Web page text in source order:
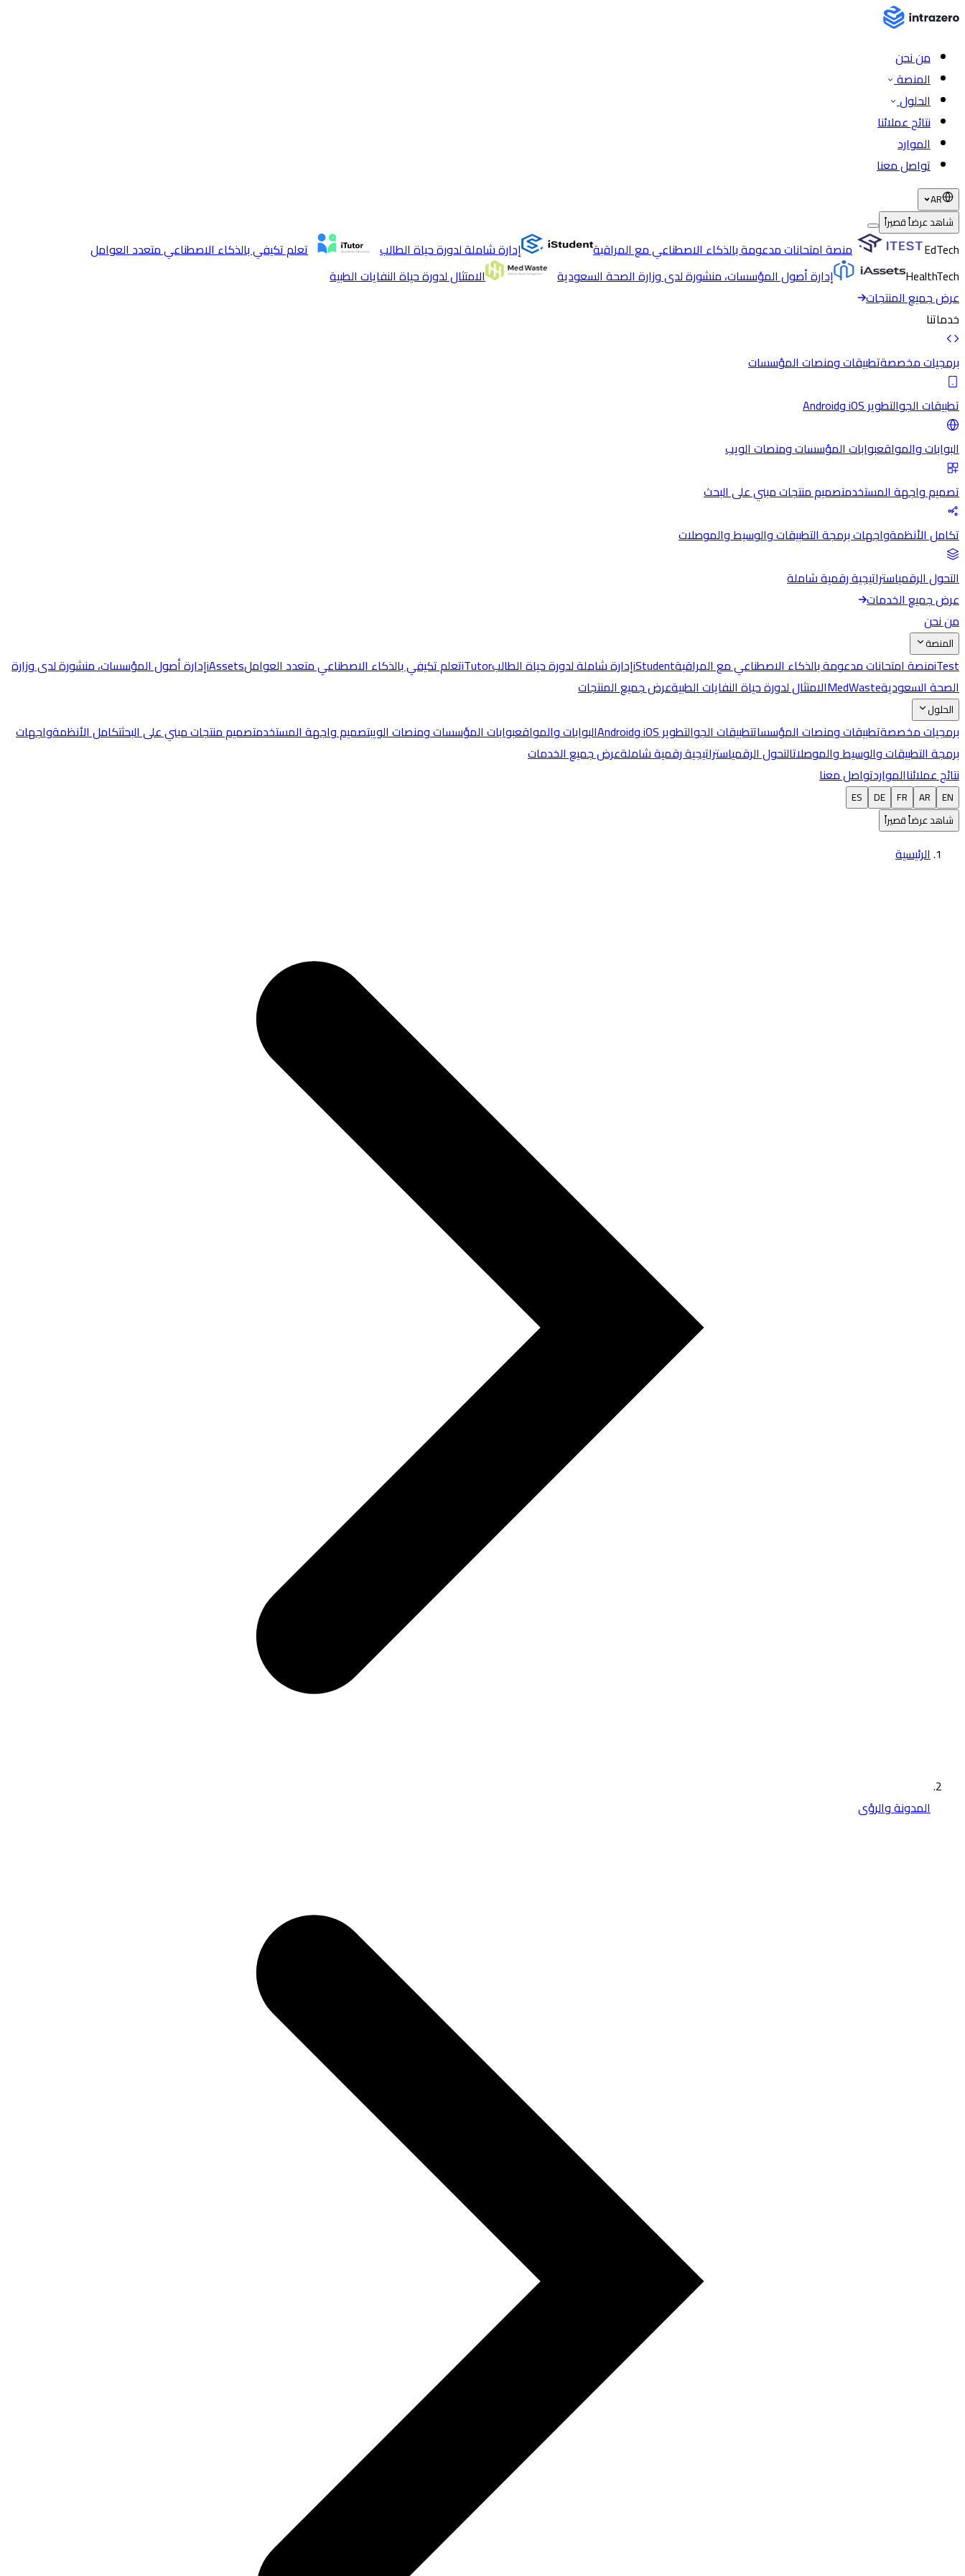
من نحن
المنصة
الحلول
نتائج عملائنا
الموارد
تواصل معنا
AR
شاهد عرضاً قصيراً
EdTech منصة امتحانات مدعومة بالذكاء الاصطناعي مع المراقبة إدارة شاملة لدورة حياة الطالب
تعلم تكيفي بالذكاء الاصطناعي متعدد العوامل
HealthTech
إدارة أصول المؤسسات، منشورة لدى وزارة الصحة السعودية
الامتثال لدورة حياة النفايات الطبية
عرض جميع المنتجات
خدماتنا
برمجيات مخصصةتطبيقات ومنصات المؤسسات
تطبيقات الجوالتطوير iOS وAndroid
البوابات والمواقعبوابات المؤسسات ومنصات الويب
تصميم واجهة المستخدمتصميم منتجات مبني على البحث
تكامل الأنظمةواجهات برمجة التطبيقات والوسيط والموصلات
التحول الرقمياستراتيجية رقمية شاملة
عرض جميع الخدمات
من نحن
المنصة
iTestمنصة امتحانات مدعومة بالذكاء الاصطناعي مع المراقبةiStudentإدارة شاملة لدورة حياة الطالبiTutorتعلم تكيفي بالذكاء الاصطناعي متعدد العواملiAssetsإدارة أصول المؤسسات، منشورة لدى وزارة
الصحة السعوديةMedWasteالامتثال لدورة حياة النفايات الطبيةعرض جميع المنتجات
الحلول
برمجيات مخصصةتطبيقات ومنصات المؤسساتتطبيقات الجوالتطوير iOS وAndroid البوابات والمواقعبوابات المؤسسات ومنصات الويبتصميم واجهة المستخدمتصميم منتجات مبني على البحثتكامل الأنظمةواجهات
برمجة التطبيقات والوسيط والموصلاتالتحول الرقمياستراتيجية رقمية شاملةعرض جميع الخدمات
نتائج عملائناالمواردتواصل معنا
EN
AR
FR
DE
ES
شاهد عرضاً قصيراً
الرئيسية
المدونة والرؤى